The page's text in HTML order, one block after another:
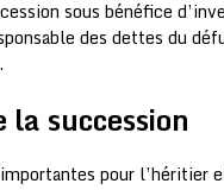
sous bénéfice
des dettes du
la succession
pour l’héritier